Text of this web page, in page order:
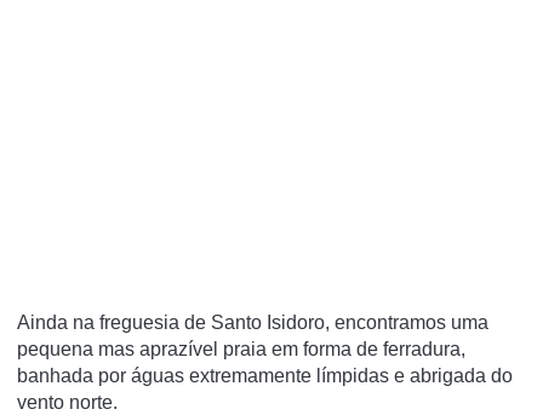
Ainda na freguesia de Santo Isidoro, encontramos uma
pequena mas aprazível praia em forma de ferradura,
banhada por águas extremamente límpidas e abrigada do
vento norte.